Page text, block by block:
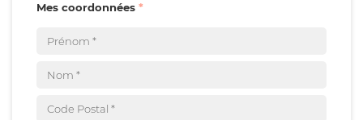
Mes coordonnées